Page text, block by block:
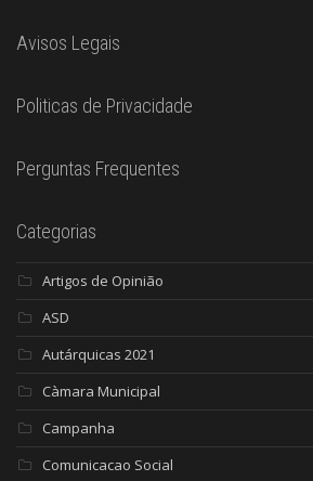
Avisos Legais
Politicas de Privacidade
Perguntas Frequentes
Categorias
Artigos de Opinião
ASD
Autárquicas 2021
Càmara Municipal
Campanha
Comunicacao Social